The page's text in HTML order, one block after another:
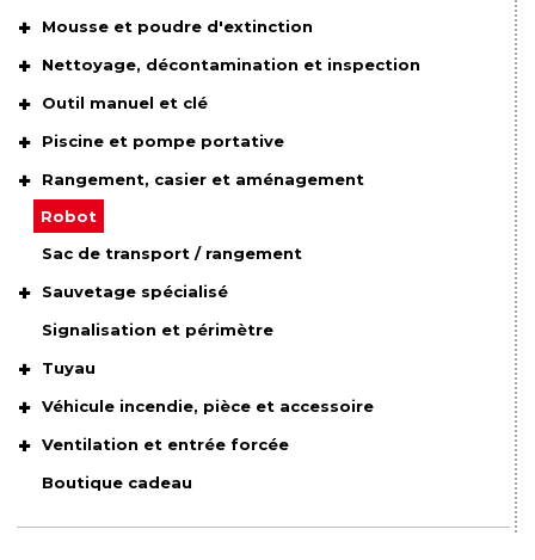
Mousse et poudre d'extinction
Nettoyage, décontamination et inspection
Outil manuel et clé
Piscine et pompe portative
Rangement, casier et aménagement
Robot
Sac de transport / rangement
Sauvetage spécialisé
Signalisation et périmètre
Tuyau
Véhicule incendie, pièce et accessoire
Ventilation et entrée forcée
Boutique cadeau